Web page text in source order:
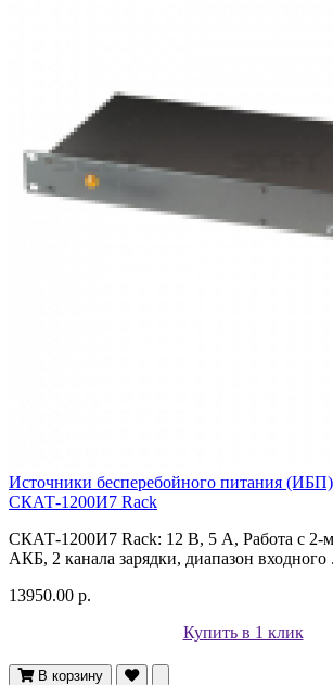
Источники бесперебойного питания
СКАТ-1200И7 Rack
СКАТ-1200И7 Rack: 12 В, 5 А, Работа с 2-
АКБ, 2 канала зарядки, диапазон входного
13950.00 р.
Купить в 1 клик
В корзину